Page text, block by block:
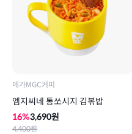
메가MGC커피
엠지씨네 통쏘시지 김볶밥
16%3,690원
4,400원